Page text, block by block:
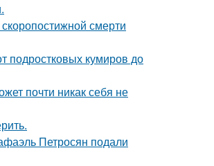
смерти
подростковых кумиров до
почти никак себя не
Петросян подали